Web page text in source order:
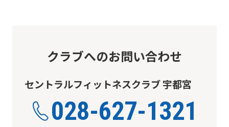
クラブへのお問い合わせ
セントラルフィットネスクラブ 宇都宮
028-627-1321